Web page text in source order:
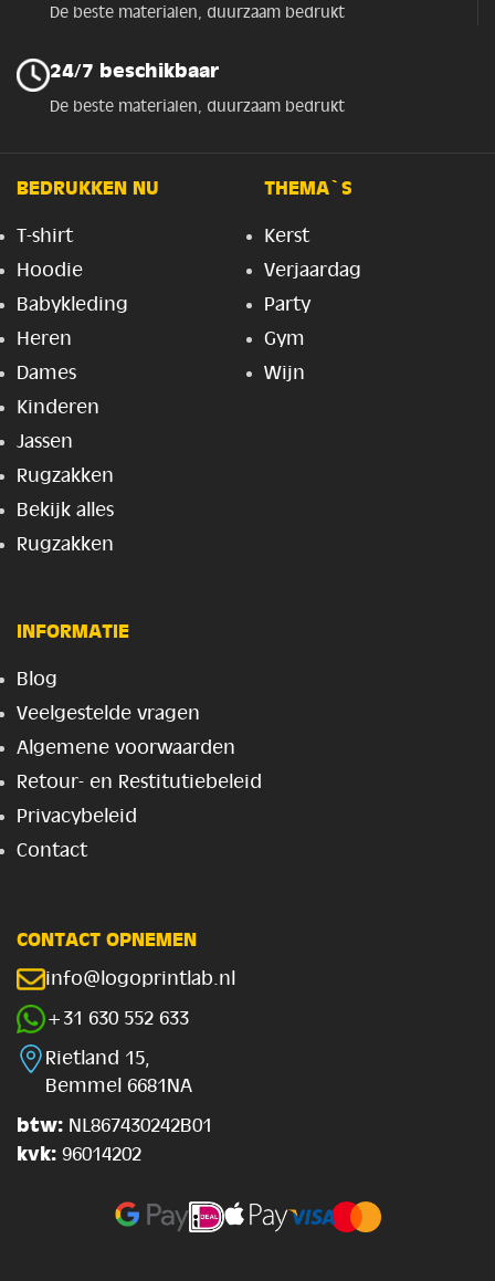
De beste materialen, duurzaam bedrukt
24/7 beschikbaar
De beste materialen, duurzaam bedrukt
BEDRUKKEN NU
T-shirt
Hoodie
Babykleding
Heren
Dames
Kinderen
Jassen
Rugzakken
Bekijk alles
Rugzakken
THEMA`S
Kerst
Verjaardag
Party
Gym
Wijn
INFORMATIE
Blog
Veelgestelde vragen
Algemene voorwaarden
Retour- en Restitutiebeleid
Privacybeleid
Contact
CONTACT OPNEMEN
info@logoprintlab.nl
+31 630 552 633
Rietland 15,
Bemmel 6681NA
btw: NL867430242B01
kvk: 96014202